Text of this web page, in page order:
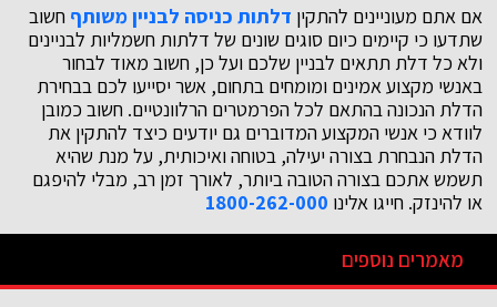
אם אתם מעוניינים להתקין דלתות כניסה לבניין משותף חשוב
שתדעו כי קיימים כיום סוגים שונים של דלתות חשמליות לבניינים
ולא כל דלת תתאים לבניין שלכם ועל כן, חשוב מאוד לבחור
באנשי מקצוע אמינים ומומחים בתחום, אשר יסייעו לכם בבחירת
הדלת הנכונה בהתאם לכל הפרמטרים הרלוונטיים. חשוב כמובן
לוודא כי אנשי המקצוע המדוברים גם יודעים כיצד להתקין את
הדלת הנבחרת בצורה יעילה, בטוחה ואיכותית, על מנת שהיא
תשמש אתכם בצורה הטובה ביותר, לאורך זמן רב, מבלי להיפגם
או להינזק. חייגו אלינו 1800-262-000
מאמרים נוספים